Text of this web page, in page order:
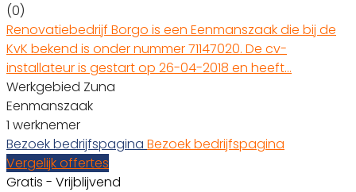
(0)
Renovatiebedrijf Borgo is een Eenmanszaak die bij de
KvK bekend is onder nummer 71147020. De cv-
installateur is gestart op 26-04-2018 en heeft…
Werkgebied Zuna
Eenmanszaak
1 werknemer
Bezoek bedrijfspagina Bezoek bedrijfspagina
Vergelijk offertes
Gratis - Vrijblijvend